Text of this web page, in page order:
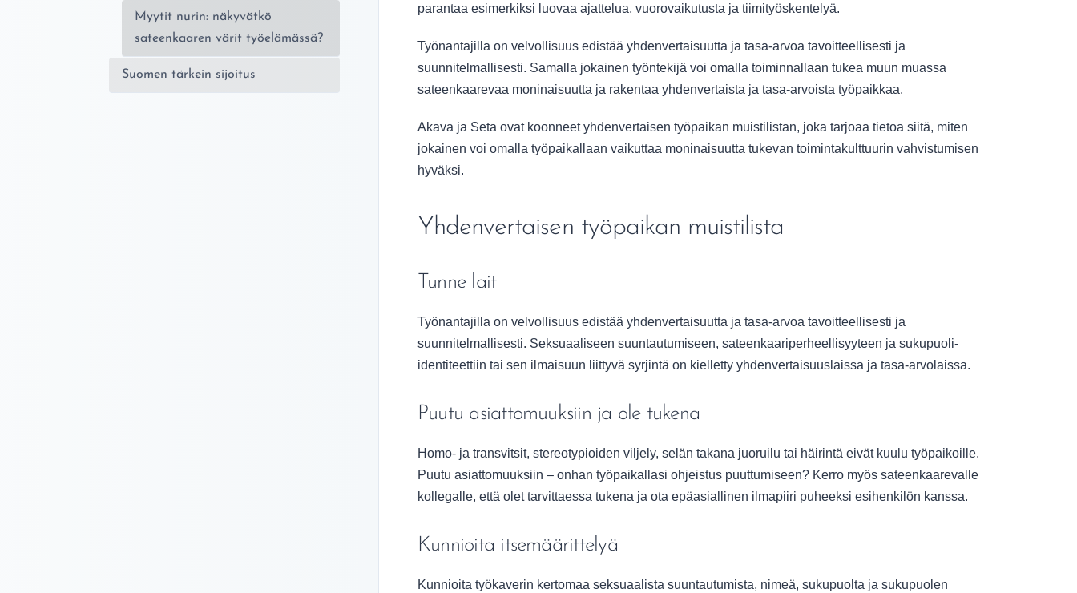
parantaa esimerkiksi luovaa ajattelua, vuorovaikutusta ja tiimityöskentelyä.
Työnantajilla on velvollisuus edistää yhdenvertaisuutta ja tasa-arvoa tavoitteellisesti ja
suunnitelmallisesti. Samalla jokainen työntekijä voi omalla toiminnallaan tukea muun muassa
sateenkaarevaa moninaisuutta ja rakentaa yhdenvertaista ja tasa-arvoista työpaikkaa.
Akava ja Seta ovat koonneet yhdenvertaisen työpaikan muistilistan, joka tarjoaa tietoa siitä, miten
jokainen voi omalla työpaikallaan vaikuttaa moninaisuutta tukevan toimintakulttuurin vahvistumisen
hyväksi.
Yhdenvertaisen työpaikan muistilista
Tunne lait
Työnantajilla on velvollisuus edistää yhdenvertaisuutta ja tasa-arvoa tavoitteellisesti ja
suunnitelmallisesti. Seksuaaliseen suuntautumiseen, sateenkaariperheellisyyteen ja sukupuoli-
identiteettiin tai sen ilmaisuun liittyvä syrjintä on kielletty yhdenvertaisuuslaissa ja tasa-arvolaissa.
Puutu asiattomuuksiin ja ole tukena
Homo- ja transvitsit, stereotypioiden viljely, selän takana juoruilu tai häirintä eivät kuulu työpaikoille.
Puutu asiattomuuksiin – onhan työpaikallasi ohjeistus puuttumiseen? Kerro myös sateenkaarevalle
kollegalle, että olet tarvittaessa tukena ja ota epäasiallinen ilmapiiri puheeksi esihenkilön kanssa.
Kunnioita itsemäärittelyä
Kunnioita työkaverin kertomaa seksuaalista suuntautumista, nimeä, sukupuolta ja sukupuolen
Myytit nurin: näkyvätkö
sateenkaaren värit työelämässä?
Suomen tärkein sijoitus